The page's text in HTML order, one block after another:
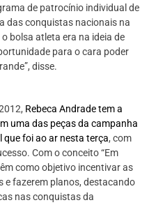
de patrocínio individual de
das conquistas nacionais na
bolsa atleta era na ideia de
para o cara poder
disse.
Rebeca Andrade tem a
uma das peças da campanha
que foi ao ar nesta terça, com
Com o conceito “Em
como objetivo incentivar as
e fazerem planos, destacando
nas conquistas da